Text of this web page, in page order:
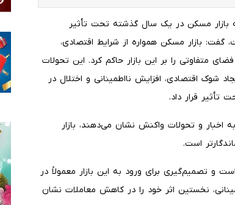
بازار مسکن در یک سال گذشته تحت تأثیر
بازار مسکن همواره از شرایط اقتصادی،
متفاوتی را بر این بازار حاکم کرد. این تحولات
شوک اقتصادی، افزایش نااطمینانی و اختلال در
تأثیر قرار داد.
اخبار و تحولات واکنش نشان می‌دهند، بازار
است.
و تصمیم‌گیری برای ورود به این بازار معمولاً در
نخستین اثر خود را در کاهش معاملات نشان